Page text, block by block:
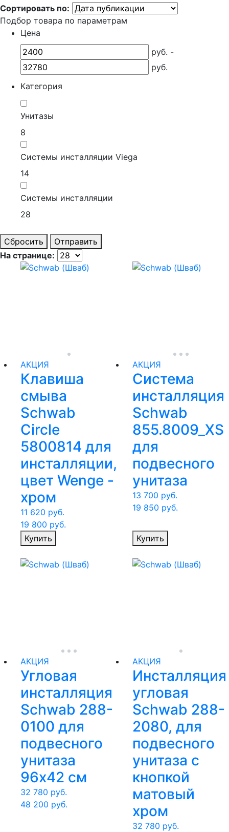
Сортировать по:
Подбор товара по параметрам
Цена
руб. -
руб.
Категория
Унитазы
8
Системы инсталляции Viega
14
Системы инсталляции
28
Сбросить
Отправить
На странице:
АКЦИЯ
Клавиша
смыва
Schwab
Circle
5800814 для
инсталляции,
цвет Wenge -
хром
11 620 руб.
19 800 руб.
Купить
АКЦИЯ
Система
инсталляция
Schwab
855.8009_XS
для
подвесного
унитаза
13 700 руб.
19 850 руб.
Купить
АКЦИЯ
Угловая
инсталляция
Schwab 288-
0100 для
подвесного
унитаза
96х42 см
32 780 руб.
48 200 руб.
АКЦИЯ
Инсталляция
угловая
Schwab 288-
2080, для
подвесного
унитаза с
кнопкой
матовый
хром
32 780 руб.